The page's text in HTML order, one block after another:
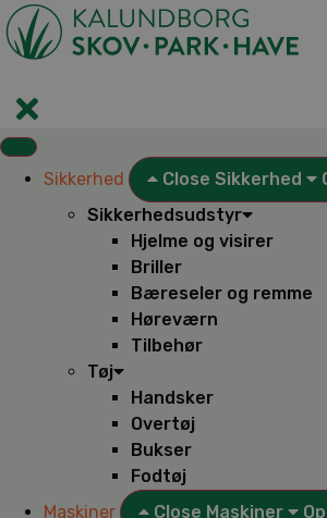
Videre
til
indhold
Sikkerhed Close Sikkerhed
Sikkerhedsudstyr
Hjelme og visirer
Briller
Bæreseler og remme
Høreværn
Tilbehør
Tøj
Handsker
Overtøj
Bukser
Fodtøj
Maskiner
Close Maskiner